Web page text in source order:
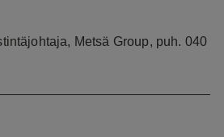
Metsä Group, puh. 040